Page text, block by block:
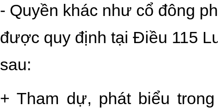
- Quyền khác như cổ đông
được quy định tại Điều 115
sau:
+ Tham dự, phát biểu